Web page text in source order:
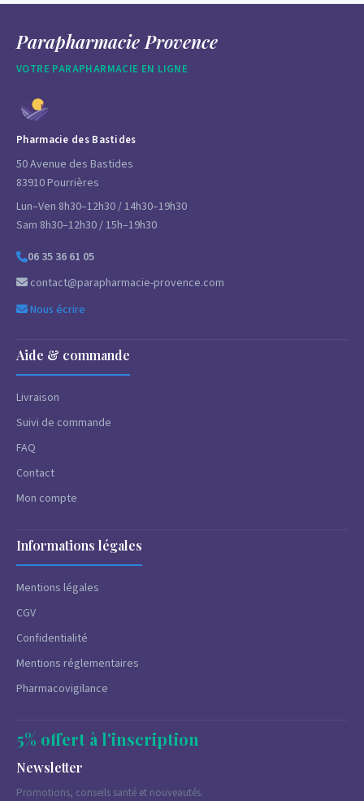
Parapharmacie Provence
VOTRE PARAPHARMACIE EN LIGNE
Pharmacie des Bastides
50 Avenue des Bastides
83910 Pourrières
Lun–Ven 8h30–12h30 / 14h30–19h30
Sam 8h30–12h30 / 15h–19h30
06 35 36 61 05
contact@parapharmacie-provence.com
Nous écrire
Aide & commande
Livraison
Suivi de commande
FAQ
Contact
Mon compte
Informations légales
Mentions légales
CGV
Confidentialité
Mentions réglementaires
Pharmacovigilance
5% offert à l'inscription
Newsletter
Promotions, conseils santé et nouveautés.